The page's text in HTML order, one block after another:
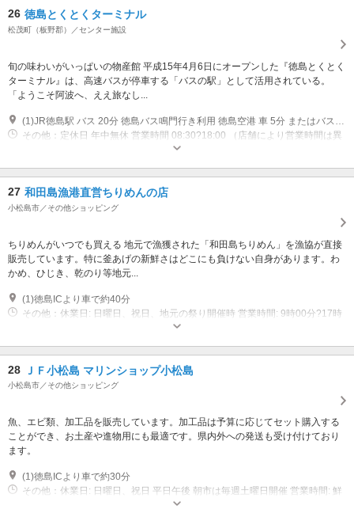
26 徳島とくとくターミナル
松茂町（板野郡）／センター施設
旬の味わいがいっぱいの物産館 平成15年4月6日にオープンした『徳島とくとく
ターミナル』は、高速バスが停車する「バスの駅」として活用されている。
「ようこそ阿波へ、ええ旅なし...
その他：定休日 年中無休 営業時間 08:30?18:00 （店舗により営業時間は異
27 和田島漁港直営ちりめんの店
小松島市／その他ショッピング
ちりめんがいつでも買える 地元で漁獲された「和田島ちりめん」を漁協が直接
販売しています。特に釜あげの新鮮さはどこにも負けない自身があります。わ
かめ、ひじき、乾のり等地元...
(1)徳島ICより車で約40分
その他：休業日: 日曜日、祝日、地元の祭り開催時 営業時間: 9時00分?17時
28 ＪＦ小松島 マリンショップ小松島
小松島市／その他ショッピング
魚、エビ類、加工品を販売しています。加工品は予算に応じてセット購入する
ことができ、お土産や進物用にも最適です。県内外への発送も受け付けており
ます。
(1)徳島ICより車で約30分
その他：休業日: 日曜日、祝日 平日午後 朝市は毎週土曜日開催 営業時間: 鮮
魚8時30分?12時00分 加工品8時30分?16時30分